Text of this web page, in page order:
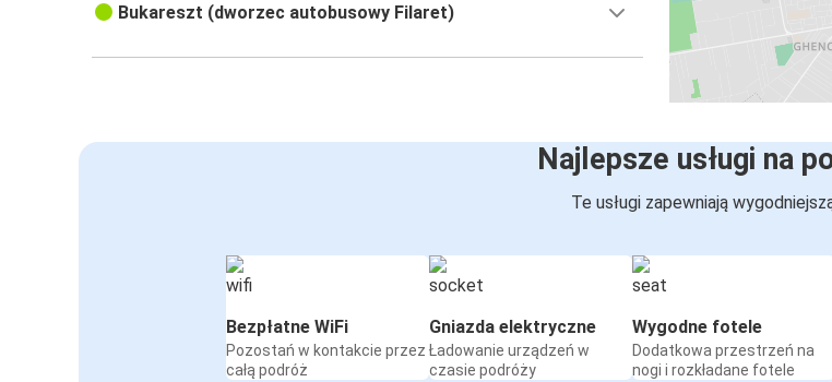
Bukareszt (dworzec autobusowy Filaret)
Najlepsze usługi na
Te usługi zapewniają
Bezpłatne WiFi
Pozostań w kontakcie przez
całą podróż
Gniazda elektryczne
Ładowanie urządzeń w
czasie podróży
Wygodne fotele
Dodatkowa przestrzeń na
nogi i rozkładane fotele